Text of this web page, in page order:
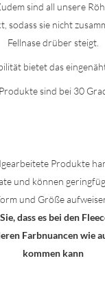
sind all unsere
sodass sie nicht
Fellnase drüber steigt.
bietet das
sind bei 30
Produkte
und können
und Größe
dass es bei den
Farbnuancen wie
kommen kann